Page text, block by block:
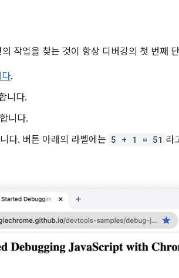
작업을 찾는 것이 항상 디버깅의 첫 번째
.
니다.
니다.
다. 버튼 아래의 라벨에는 5 + 1 = 51 라